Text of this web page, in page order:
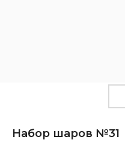
Набор шаров №31